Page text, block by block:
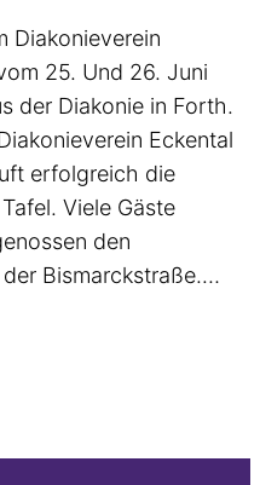
Diakonieverein
25. Und 26. Juni
der Diakonie in Forth.
Eckental
erfolgreich die
Viele Gäste
den
Bismarckstraße.…